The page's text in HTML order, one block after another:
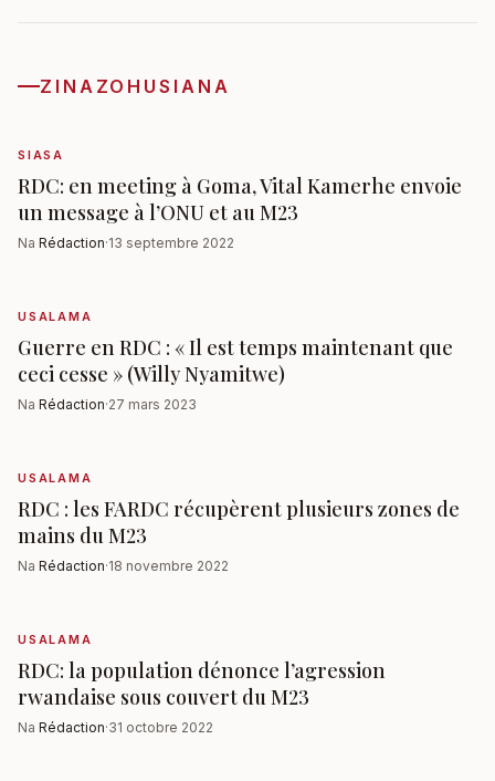
ZINAZOHUSIANA
SIASA
RDC: en meeting à Goma, Vital Kamerhe envoie
un message à l’ONU et au M23
Na Rédaction·13 septembre 2022
USALAMA
Guerre en RDC : « Il est temps maintenant que
ceci cesse » (Willy Nyamitwe)
Na Rédaction·27 mars 2023
USALAMA
RDC : les FARDC récupèrent plusieurs zones de
mains du M23
Na Rédaction·18 novembre 2022
USALAMA
RDC: la population dénonce l’agression
rwandaise sous couvert du M23
Na Rédaction·31 octobre 2022